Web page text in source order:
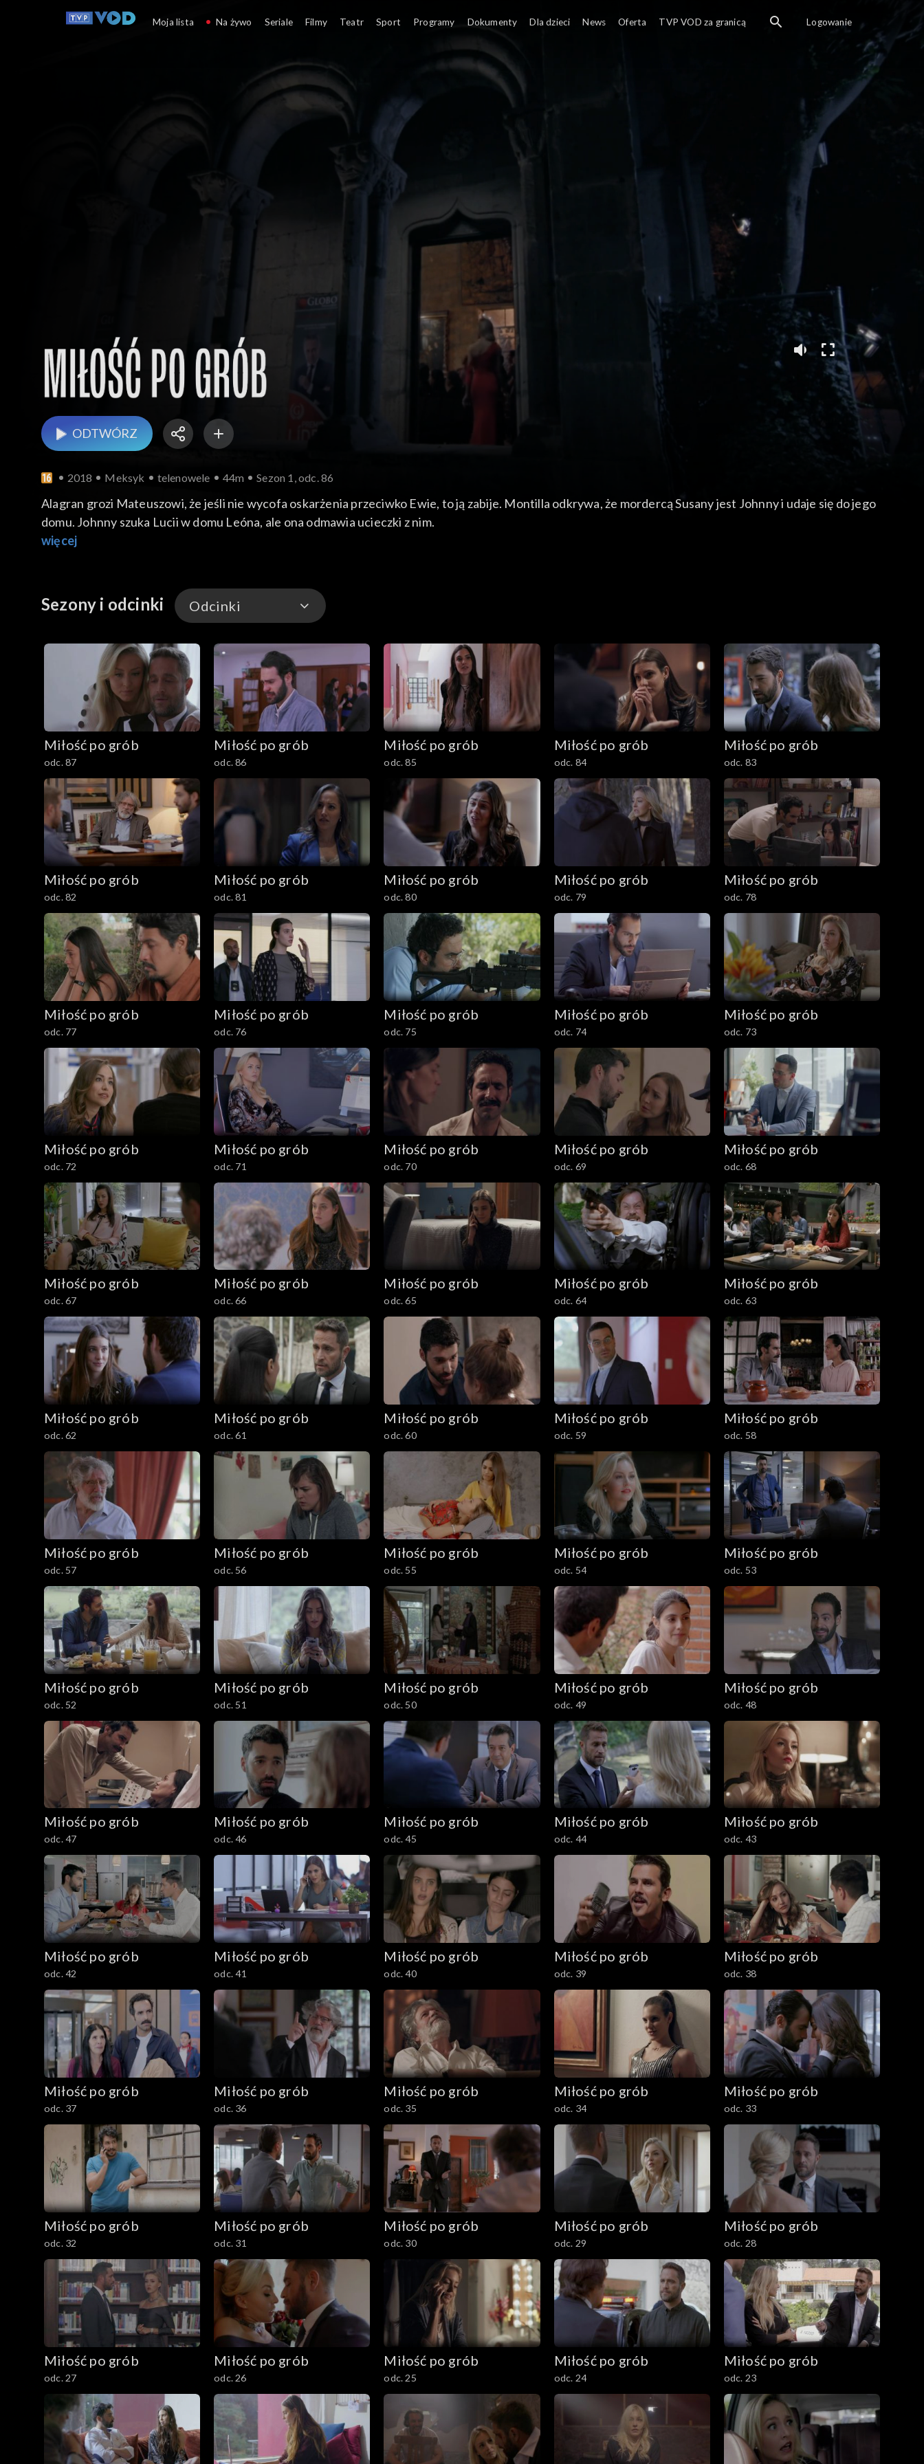
ODTWÓRZ
2018 Meksyk telenowele 44m Sezon 1, odc. 86
Alagran grozi Mateuszowi, że jeśli nie wycofa oskarżenia przeciwko Ewie, to ją zabije. Montilla odkrywa, że mordercą Susany jest Johnny i udaje się do jego
domu. Johnny szuka Lucii w domu Leóna, ale ona odmawia ucieczki z nim.
więcej
Sezony i odcinki Odcinki
Odcinki
Miłość po grób
odc. 87
Miłość po grób
odc. 86
Miłość po grób
odc. 85
Miłość po grób
odc. 84
Miłość po grób
odc. 83
Miłość po grób
odc. 82
Miłość po grób
odc. 81
Miłość po grób
odc. 80
Miłość po grób
odc. 79
Miłość po grób
odc. 78
Miłość po grób
odc. 77
Miłość po grób
odc. 76
Miłość po grób
odc. 75
Miłość po grób
odc. 74
Miłość po grób
odc. 73
Miłość po grób
odc. 72
Miłość po grób
odc. 71
Miłość po grób
odc. 70
Miłość po grób
odc. 69
Miłość po grób
odc. 68
Miłość po grób
odc. 67
Miłość po grób
odc. 66
Miłość po grób
odc. 65
Miłość po grób
odc. 64
Miłość po grób
odc. 63
Miłość po grób
odc. 62
Miłość po grób
odc. 61
Miłość po grób
odc. 60
Miłość po grób
odc. 59
Miłość po grób
odc. 58
Miłość po grób
odc. 57
Miłość po grób
odc. 56
Miłość po grób
odc. 55
Miłość po grób
odc. 54
Miłość po grób
odc. 53
Miłość po grób
odc. 52
Miłość po grób
odc. 51
Miłość po grób
odc. 50
Miłość po grób
odc. 49
Miłość po grób
odc. 48
Miłość po grób
odc. 47
Miłość po grób
odc. 46
Miłość po grób
odc. 45
Miłość po grób
odc. 44
Miłość po grób
odc. 43
Miłość po grób
odc. 42
Miłość po grób
odc. 41
Miłość po grób
odc. 40
Miłość po grób
odc. 39
Miłość po grób
odc. 38
Miłość po grób
odc. 37
Miłość po grób
odc. 36
Miłość po grób
odc. 35
Miłość po grób
odc. 34
Miłość po grób
odc. 33
Miłość po grób
odc. 32
Miłość po grób
odc. 31
Miłość po grób
odc. 30
Miłość po grób
odc. 29
Miłość po grób
odc. 28
Miłość po grób
odc. 27
Miłość po grób
odc. 26
Miłość po grób
odc. 25
Miłość po grób
odc. 24
Miłość po grób
odc. 23
Moja lista Na żywo Seriale Filmy Teatr Sport Programy Dokumenty Dla dzieci News Oferta TVP VOD za granicą Logowanie